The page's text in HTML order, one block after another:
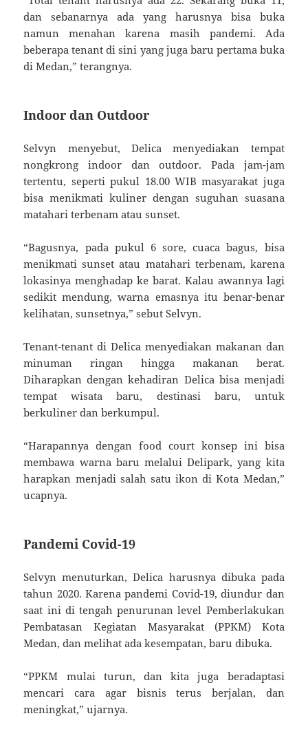
dan sebanarnya ada yang harusnya bisa buka
namun menahan karena masih pandemi. Ada
beberapa tenant di sini yang juga baru pertama buka
di Medan,” terangnya.
Indoor dan Outdoor
Selvyn menyebut, Delica menyediakan tempat
nongkrong indoor dan outdoor. Pada jam-jam
tertentu, seperti pukul 18.00 WIB masyarakat juga
bisa menikmati kuliner dengan suguhan suasana
matahari terbenam atau sunset.
“Bagusnya, pada pukul 6 sore, cuaca bagus, bisa
menikmati sunset atau matahari terbenam, karena
lokasinya menghadap ke barat. Kalau awannya lagi
sedikit mendung, warna emasnya itu benar-benar
kelihatan, sunsetnya,” sebut Selvyn.
Tenant-tenant di Delica menyediakan makanan dan
minuman ringan hingga makanan berat.
Diharapkan dengan kehadiran Delica bisa menjadi
tempat wisata baru, destinasi baru, untuk
berkuliner dan berkumpul.
“Harapannya dengan food court konsep ini bisa
membawa warna baru melalui Delipark, yang kita
harapkan menjadi salah satu ikon di Kota Medan,”
ucapnya.
Pandemi Covid-19
Selvyn menuturkan, Delica harusnya dibuka pada
tahun 2020. Karena pandemi Covid-19, diundur dan
saat ini di tengah penurunan level Pemberlakukan
Pembatasan Kegiatan Masyarakat (PPKM) Kota
Medan, dan melihat ada kesempatan, baru dibuka.
“PPKM mulai turun, dan kita juga beradaptasi
mencari cara agar bisnis terus berjalan, dan
meningkat,” ujarnya.